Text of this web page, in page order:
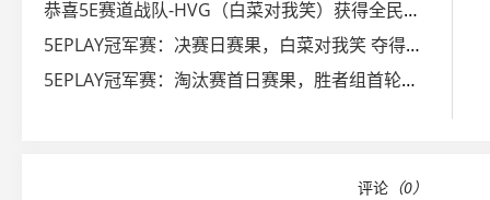
恭喜5E赛道战队-HVG（白菜对我笑）获得全民赛道冠军，晋级全国大赛总决赛
5EPLAY冠军赛：决赛日赛果，白菜对我笑 夺得总冠军
5EPLAY冠军赛：淘汰赛首日赛果，胜者组首轮对决结束
评论 （0）